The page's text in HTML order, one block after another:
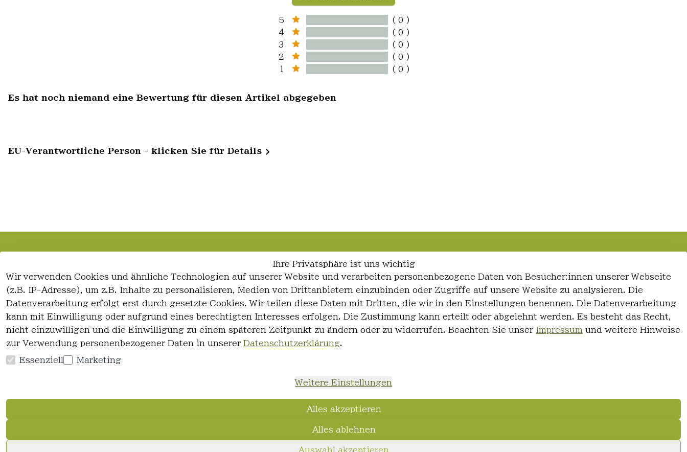
5
( 0 )
4
( 0 )
3
( 0 )
2
( 0 )
1
( 0 )
Es hat noch niemand eine Bewertung für diesen Artikel abgegeben
EU-Verantwortliche Person - klicken Sie für Details
Ihre Privatsphäre ist uns wichtig
Wir verwenden Cookies und ähnliche Technologien auf unserer Website und verarbeiten personenbezogene Daten von Besucher:innen unserer Webseite
(z.B. IP-Adresse), um z.B. Inhalte zu personalisieren, Medien von Drittanbietern einzubinden oder Zugriffe auf unsere Website zu analysieren. Die
Datenverarbeitung erfolgt erst durch gesetzte Cookies. Wir teilen diese Daten mit Dritten, die wir in den Einstellungen benennen. Die Datenverarbeitung
kann mit Einwilligung oder aufgrund eines berechtigten Interesses erfolgen. Die Zustimmung kann erteilt oder abgelehnt werden. Es besteht das Recht,
nicht einzuwilligen und die Einwilligung zu einem späteren Zeitpunkt zu ändern oder zu widerrufen. Beachten Sie unser Impressum und weitere Hinweise
zur Verwendung personenbezogener Daten in unserer Datenschutzerklärung.
Essenziell Marketing
Weitere Einstellungen
Alles akzeptieren
Alles ablehnen
Auswahl akzeptieren
AGB
Impressum
Datenschutzerklärung
Widerrufsrecht
Kontakt
Registrieren